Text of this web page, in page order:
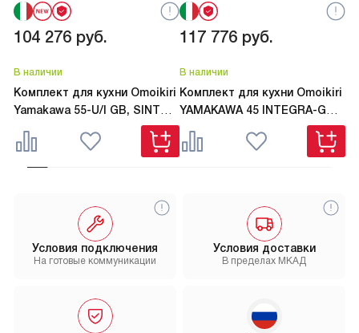
104 276 руб.
В наличии
Комплект для кухни Omoikiri
Yamakawa 55-U/I GB, SINTO 2
117 776 руб.
В наличии
Комплект для кухни Omoikiri
YAMAKAWA 45 INTEGRA-GB,
Условия доставки
В пределах МКАД
Условия подключения
На готовые коммуникации